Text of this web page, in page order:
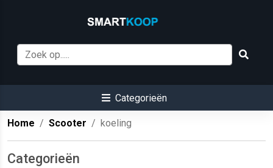
Categorieën
Home Scooter koeling
Categorieën